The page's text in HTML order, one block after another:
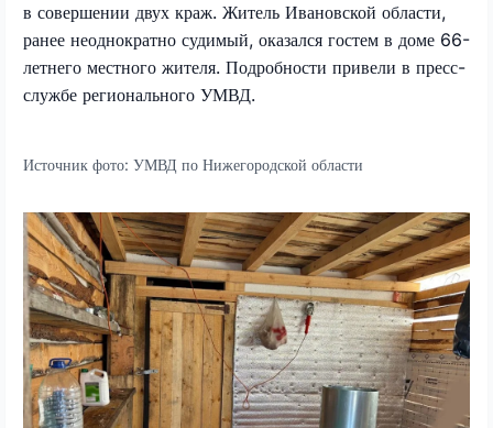
в совершении двух краж. Житель Ивановской области,
ранее неоднократно судимый, оказался гостем в доме 66-
летнего местного жителя. Подробности привели в пресс-
службе регионального УМВД.
Источник фото: УМВД по Нижегородской области